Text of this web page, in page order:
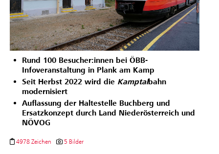
Rund 100 Besucher:innen bei ÖBB-
Infoveranstaltung in Plank am Kamp
Seit Herbst 2022 wird die Kamptalbahn
modernisiert
Auflassung der Haltestelle Buchberg und
Ersatzkonzept durch Land Niederösterreich und
NÖVOG
4978 Zeichen 5 Bilder